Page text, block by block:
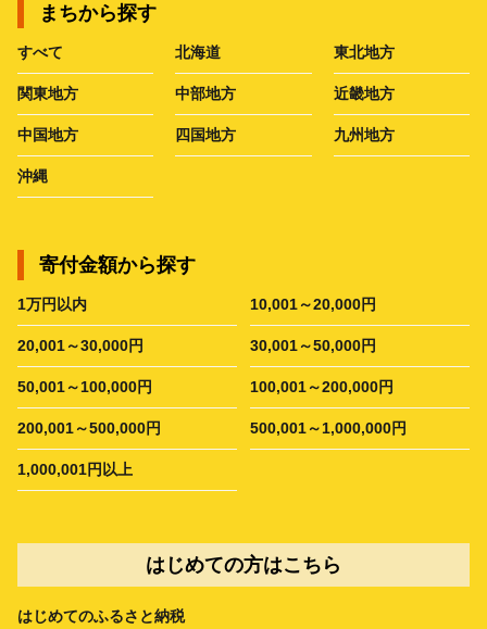
まちから探す
すべて 北海道 東北地方
関東地方 中部地方 近畿地方
中国地方 四国地方 九州地方
沖縄
寄付金額から探す
1万円以内 10,001～20,000円
20,001～30,000円 30,001～50,000円
50,001～100,000円 100,001～200,000円
200,001～500,000円 500,001～1,000,000円
1,000,001円以上
はじめての方はこちら
はじめてのふるさと納税